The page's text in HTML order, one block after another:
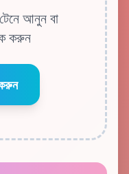
আনুন বা
করুন